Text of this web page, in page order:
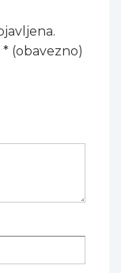
* (obavezno)